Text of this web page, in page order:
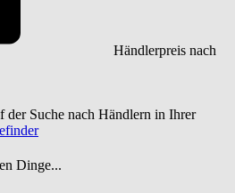
Händlerpreis nach
der Suche nach Händlern in Ihrer
Dinge...